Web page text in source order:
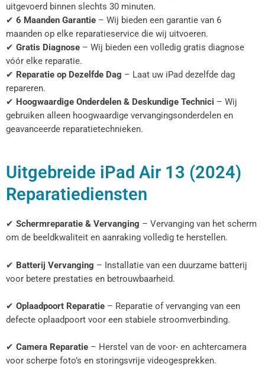
uitgevoerd binnen slechts 30 minuten.
✔ 6 Maanden Garantie – Wij bieden een garantie van 6
maanden op elke reparatieservice die wij uitvoeren.
✔ Gratis Diagnose – Wij bieden een volledig gratis diagnose
vóór elke reparatie.
✔ Reparatie op Dezelfde Dag – Laat uw iPad dezelfde dag
repareren.
✔ Hoogwaardige Onderdelen & Deskundige Technici – Wij
gebruiken alleen hoogwaardige vervangingsonderdelen en
geavanceerde reparatietechnieken.
Uitgebreide iPad Air 13 (2024)
Reparatiediensten
✔ Schermreparatie & Vervanging – Vervanging van het scherm
om de beeldkwaliteit en aanraking volledig te herstellen.
✔ Batterij Vervanging – Installatie van een duurzame batterij
voor betere prestaties en betrouwbaarheid.
✔ Oplaadpoort Reparatie – Reparatie of vervanging van een
defecte oplaadpoort voor een stabiele stroomverbinding.
✔ Camera Reparatie – Herstel van de voor- en achtercamera
voor scherpe foto’s en storingsvrije videogesprekken.